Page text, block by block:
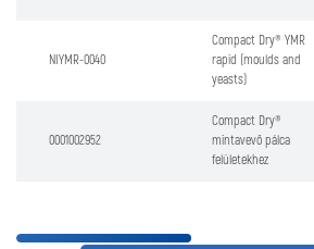
NIYMR-0040
Compact Dry® YMR
rapid (moulds and
yeasts)
0001002952
Compact Dry®
mintavevő pálca
felületekhez